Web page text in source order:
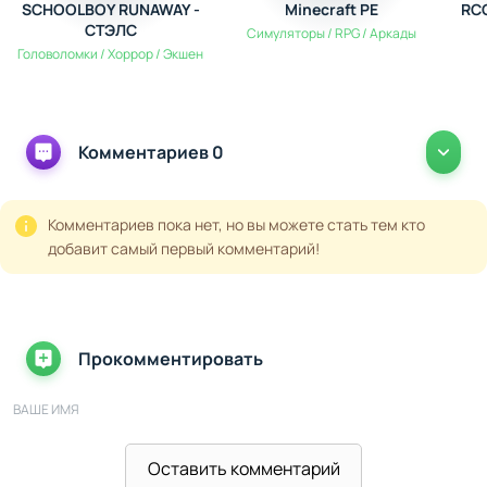
историй. В процессе освоения будут открываться
новые возможности, помогая расширять границы
сами решаете, кем стать.
SCHOOLBOY RUNAWAY -
СТЭЛС
Головоломки / Хоррор / Экшен
Minecraft PE
Симуляторы / RPG / Аркады
Комментариев 0
Комментариев пока нет, но вы можете стать тем кто
добавит самый первый комментарий!
Прокомментировать
ВАШЕ ИМЯ
Оставить комментарий